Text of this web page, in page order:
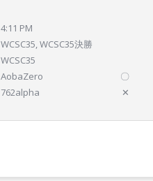
4:11 PM
WCSC35, WCSC35決勝
WCSC35
AobaZero
〇
762alpha
✕
順位